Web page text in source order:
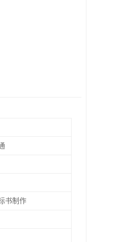
书制作